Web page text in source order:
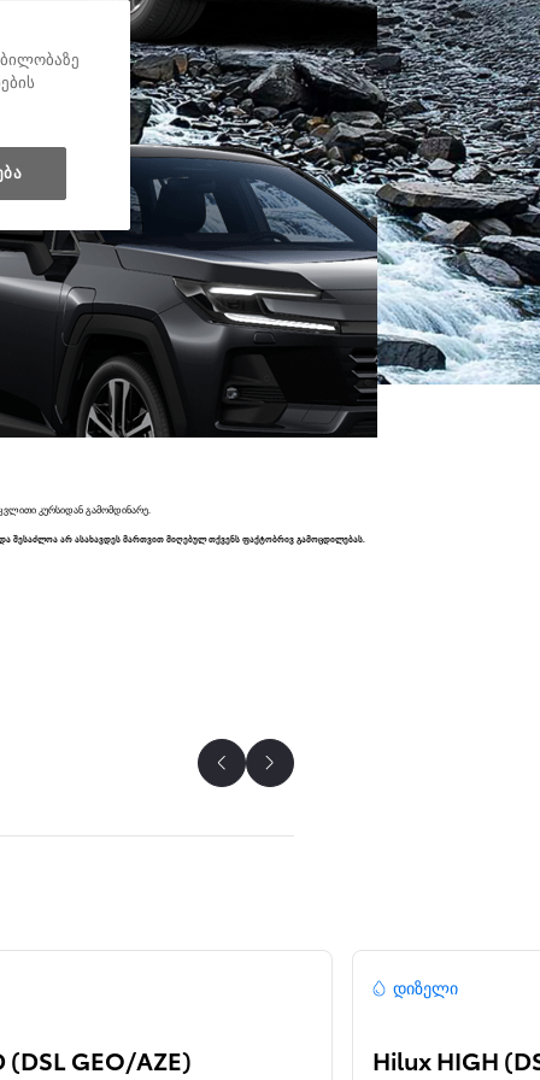
კურსიდან გამომდინარე.
შესაძლოა არ ასახავდეს მართვით მიღებულ თქვენს ფაქტობრივ გამოცდილებას.
წინა შემდეგი
(DSL GEO/AZE)
დიზელი
Hilux HIGH